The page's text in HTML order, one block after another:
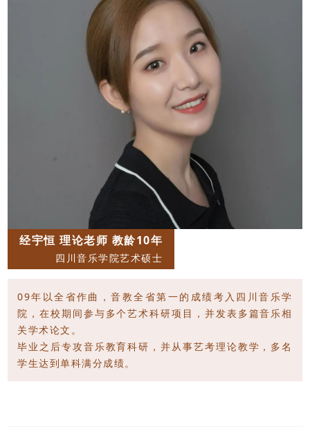
经宇恒 理论老师 教龄10年
四川音乐学院艺术硕士
09年以全省作曲，音教全省第一的成绩考入四川音乐学
院，在校期间参与多个艺术科研项目，并发表多篇音乐相
关学术论文。
毕业之后专攻音乐教育科研，并从事艺考理论教学，多名
学生达到单科满分成绩。